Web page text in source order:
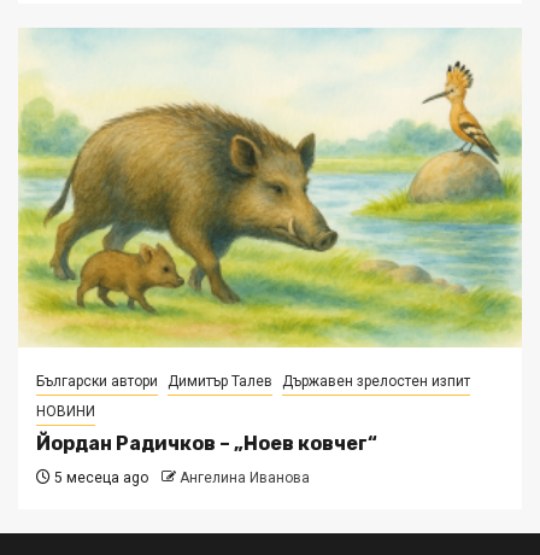
Български автори Димитър Талев
Държавен зрелостен изпит
НОВИНИ
Йордан Радичков – „Ноев ковчег“
5 месеца ago Ангелина Иванова